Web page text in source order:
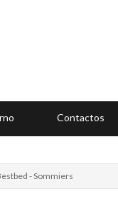
Contactos
- Sommiers